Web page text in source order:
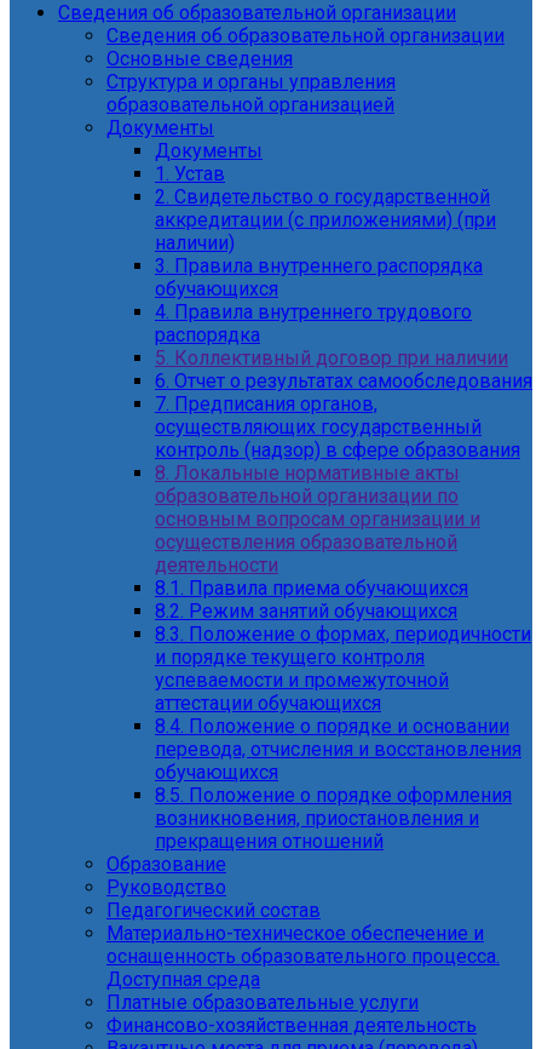
Сведения об образовательной организации
Сведения об образовательной организации
Основные сведения
Структура и органы управления
образовательной организацией
Документы
Документы
1. Устав
2. Свидетельство о государственной
аккредитации (с приложениями) (при
наличии)
3. Правила внутреннего распорядка
обучающихся
4. Правила внутреннего трудового
распорядка
5. Коллективный договор при наличии
6. Отчет о результатах самообследования
7. Предписания органов,
осуществляющих государственный
контроль (надзор) в сфере образования
8. Локальные нормативные акты
образовательной организации по
основным вопросам организации и
осуществления образовательной
деятельности
8.1. Правила приема обучающихся
8.2. Режим занятий обучающихся
8.3. Положение о формах, периодичности
и порядке текущего контроля
успеваемости и промежуточной
аттестации обучающихся
8.4. Положение о порядке и основании
перевода, отчисления и восстановления
обучающихся
8.5. Положение о порядке оформления
возникновения, приостановления и
прекращения отношений
Образование
Руководство
Педагогический состав
Материально-техническое обеспечение и
оснащенность образовательного процесса.
Доступная среда
Платные образовательные услуги
Финансово-хозяйственная деятельность